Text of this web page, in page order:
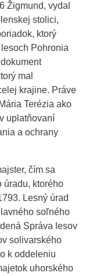
Žigmund, vydal
stolici,
ktorý
Pohronia
mal
krajine. Práve
Terézia ako
uplatňovaní
a ochrany
čím sa
úradu, ktorého
Lesný úrad
soľného
Správa lesov
solivarského
k oddeleniu
uhorského